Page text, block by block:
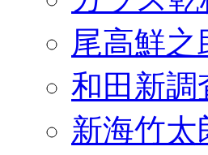
尾高鮮
和田新調
新海竹